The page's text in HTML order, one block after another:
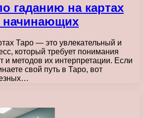
гаданию на картах
начинающих
Таро — это увлекательный и
который требует понимания
и методов их интерпретации. Если
свой путь в Таро, вот